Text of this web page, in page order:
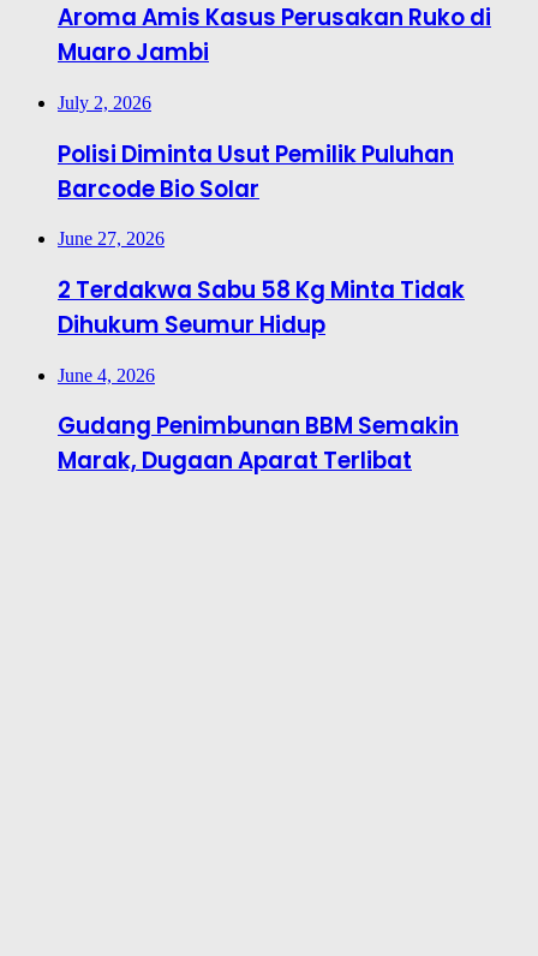
Aroma Amis Kasus Perusakan Ruko di
Muaro Jambi
July 2, 2026
Polisi Diminta Usut Pemilik Puluhan
Barcode Bio Solar
June 27, 2026
2 Terdakwa Sabu 58 Kg Minta Tidak
Dihukum Seumur Hidup
June 4, 2026
Gudang Penimbunan BBM Semakin
Marak, Dugaan Aparat Terlibat